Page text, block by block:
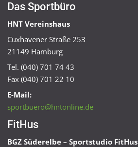
Das Sportbüro
HNT Vereinshaus
Cuxhavener Straße 253
21149 Hamburg
Tel. (040) 701 74 43
Fax (040) 701 22 10
E-Mail:
sportbuero@hntonline.de
FitHus
BGZ Süderelbe – Sportstudio FitHus